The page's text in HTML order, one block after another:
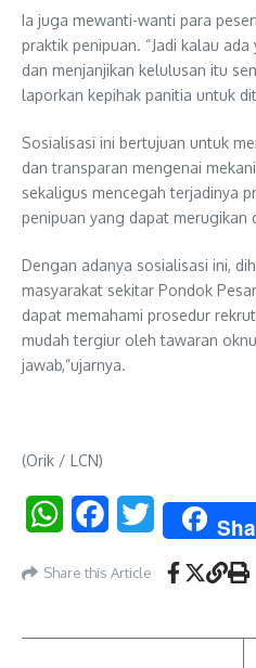
Ia juga mewanti-wanti para
praktik penipuan. “Jadi kalau
dan menjanjikan kelulusan itu
laporkan kepihak panitia untuk
Sosialisasi ini bertujuan untuk
dan transparan mengenai
sekaligus mencegah terjadinya
penipuan yang dapat merugikan
Dengan adanya sosialisasi ini,
masyarakat sekitar Pondok
dapat memahami prosedur
mudah tergiur oleh tawaran
jawab,”ujarnya.
(Orik / LCN)
WhatsAppFacebookTwitter
Share this Article